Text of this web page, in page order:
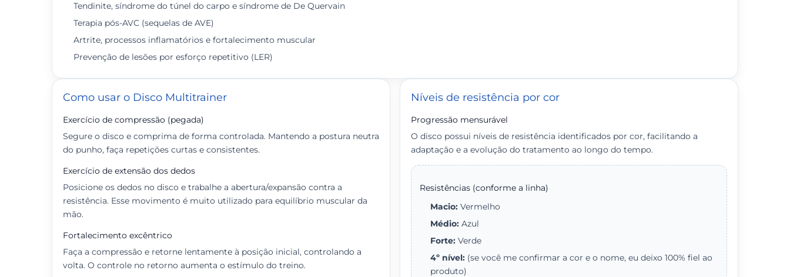
Tendinite, síndrome do túnel do carpo e síndrome de De Quervain
Terapia pós-AVC (sequelas de AVE)
Artrite, processos inflamatórios e fortalecimento muscular
Prevenção de lesões por esforço repetitivo (LER)
Como usar o Disco Multitrainer
Exercício de compressão (pegada)
Segure o disco e comprima de forma controlada. Mantendo a postura neutra
do punho, faça repetições curtas e consistentes.
Exercício de extensão dos dedos
Posicione os dedos no disco e trabalhe a abertura/expansão contra a
resistência. Esse movimento é muito utilizado para equilíbrio muscular da
mão.
Fortalecimento excêntrico
Faça a compressão e retorne lentamente à posição inicial, controlando a
volta. O controle no retorno aumenta o estímulo do treino.
Níveis de resistência por cor
Progressão mensurável
O disco possui níveis de resistência identificados por cor, facilitando a
adaptação e a evolução do tratamento ao longo do tempo.
Resistências (conforme a linha)
Macio: Vermelho
Médio: Azul
Forte: Verde
4º nível: (se você me confirmar a cor e o nome, eu deixo 100% fiel ao
produto)